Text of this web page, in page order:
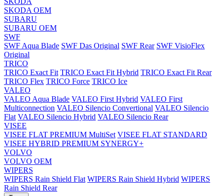
SKODA OEM
SUBARU
SUBARU OEM
SWF
SWF Aqua Blade SWF Das Original SWF Rear SWF VisioFlex
Original
TRICO
TRICO Exact Fit TRICO Exact Fit Hybrid TRICO Exact Fit Rear
TRICO Flex TRICO Force TRICO Ice
VALEO
VALEO Aqua Blade VALEO First Hybrid VALEO First
Multiconnection VALEO Silencio Convertional VALEO Silencio
Flat VALEO Silencio Hybrid VALEO Silencio Rear
VISEE
VISEE FLAT PREMIUM MultiSet VISEE FLAT STANDARD
VISEE HYBRID PREMIUM SYNERGY+
VOLVO
VOLVO OEM
WIPERS
WIPERS Rain Shield Flat WIPERS Rain Shield Hybrid WIPERS
Rain Shield Rear